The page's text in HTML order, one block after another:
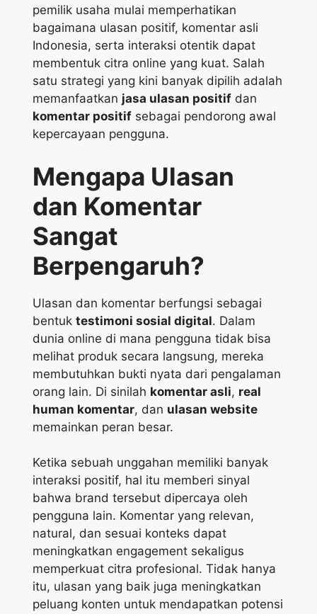
pemilik usaha mulai memperhatikan
bagaimana ulasan positif, komentar asli
Indonesia, serta interaksi otentik dapat
membentuk citra online yang kuat. Salah
satu strategi yang kini banyak dipilih adalah
memanfaatkan jasa ulasan positif dan
komentar positif sebagai pendorong awal
kepercayaan pengguna.
Mengapa Ulasan
dan Komentar
Sangat
Berpengaruh?
Ulasan dan komentar berfungsi sebagai
bentuk testimoni sosial digital. Dalam
dunia online di mana pengguna tidak bisa
melihat produk secara langsung, mereka
membutuhkan bukti nyata dari pengalaman
orang lain. Di sinilah komentar asli, real
human komentar, dan ulasan website
memainkan peran besar.
Ketika sebuah unggahan memiliki banyak
interaksi positif, hal itu memberi sinyal
bahwa brand tersebut dipercaya oleh
pengguna lain. Komentar yang relevan,
natural, dan sesuai konteks dapat
meningkatkan engagement sekaligus
memperkuat citra profesional. Tidak hanya
itu, ulasan yang baik juga meningkatkan
peluang konten untuk mendapatkan potensi